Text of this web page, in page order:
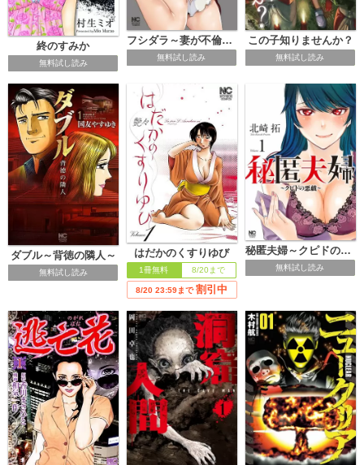
終のすみか
無料試し読み
フシダラ～妻が不倫をする理由～
無料試し読み
この子知りませんか？
無料試し読み
ダブル～背徳の隣人～
無料試し読み
はだかのくすりゆび
1冊無料 8/20まで
8/20 23:59まで 割引中
秘匿夫婦～クピドの悪戯～
無料試し読み